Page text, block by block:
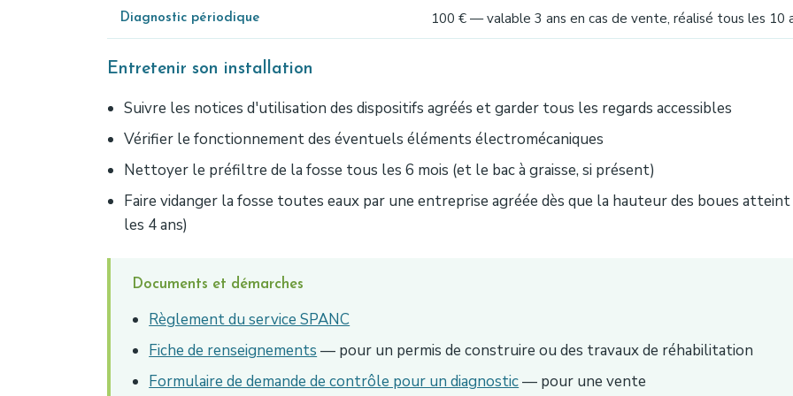
Diagnostic périodique 100 € — valable 3 ans en cas de vente, réalisé tous les 10
Entretenir son installation
Suivre les notices d'utilisation des dispositifs agréés et garder tous les regards accessibles
Vérifier le fonctionnement des éventuels éléments électromécaniques
Nettoyer le préfiltre de la fosse tous les 6 mois (et le bac à graisse, si présent)
Faire vidanger la fosse toutes eaux par une entreprise agréée dès que la hauteur des boues
les 4 ans)
Documents et démarches
Règlement du service SPANC
Fiche de renseignements — pour un permis de construire ou des travaux de réhabilitation
Formulaire de demande de contrôle pour un diagnostic— pour une vente